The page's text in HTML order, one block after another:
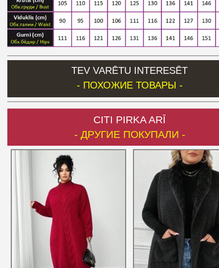
TEV VARĒTU INTERESĒT
- ПОХОЖИЕ ТОВАРЫ -
CITI PIRKA ARĪ
- ДРУГИЕ ПОКУПАЛИ -